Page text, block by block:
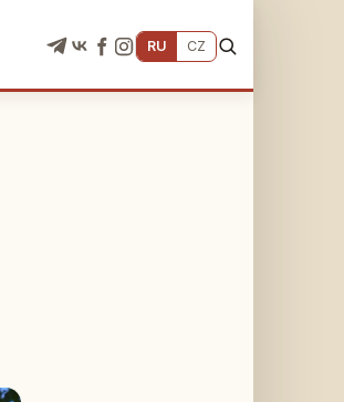
RU CZ